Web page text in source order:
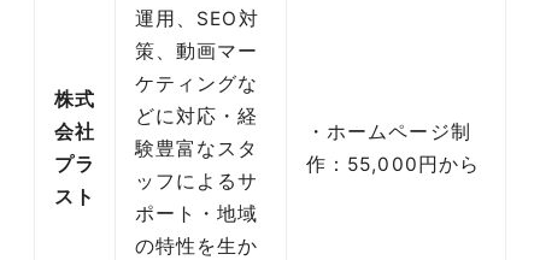
株式
会社
プラ
スト
運用、SEO対
策、動画マー
ケティングな
どに対応・経
験豊富なスタ
ッフによるサ
ポート・地域
の特性を生か
・ホームページ制
作：55,000円から